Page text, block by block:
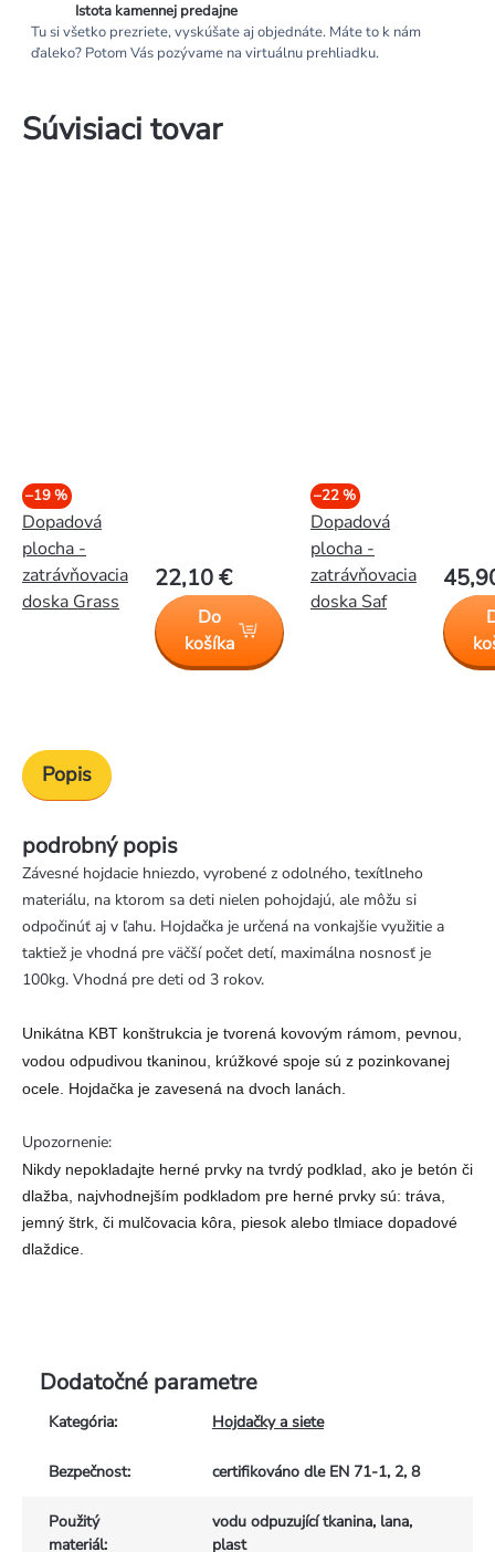
Istota kamennej predajne
Tu si všetko prezriete, vyskúšate aj objednáte. Máte to k nám
ďaleko? Potom Vás pozývame na virtuálnu prehliadku.
Súvisiaci tovar
–19 %
Dopadová
plocha -
zatrávňovacia
doska Grass
22,10 €
Do
košíka
–22 %
Dopadová
plocha -
zatrávňovacia
doska Saf
Popis
podrobný popis
Závesné hojdacie hniezdo, vyrobené z odolného, texítlneho
materiálu, na ktorom sa deti nielen pohojdajú, ale môžu si
odpočinúť aj v ľahu. Hojdačka je určená na vonkajšie využitie a
taktiež je vhodná pre väčší počet detí, maximálna nosnosť je
100kg. Vhodná pre deti od 3 rokov.
Unikátna KBT konštrukcia je tvorená kovovým rámom, pevnou,
vodou odpudivou tkaninou, krúžkové spoje sú z pozinkovanej
ocele. Hojdačka je zavesená na dvoch lanách.
Upozornenie:
Nikdy nepokladajte herné prvky na tvrdý podklad, ako je betón či
dlažba, najvhodnejším podkladom pre herné prvky sú: tráva,
jemný štrk, či mulčovacia kôra, piesok alebo tlmiace dopadové
dlaždice.
Dodatočné parametre
Kategória: Hojdačky a siete
Bezpečnost: certifikováno dle EN 71-1, 2, 8
Použitý
materiál:
vodu odpuzující tkanina, lana,
plast